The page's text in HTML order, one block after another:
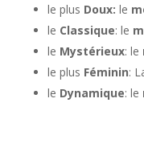
le plus Doux: le
le Classique: le
le Mystérieux: le
le plus Féminin:
le Dynamique: le